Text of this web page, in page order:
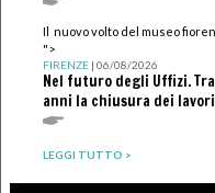
Il nuovo volto del museo
">
FIRENZE| 06/08/2026
Nel futuro degli Uffizi.
anni la chiusura dei lavori
LEGGI TUTTO >